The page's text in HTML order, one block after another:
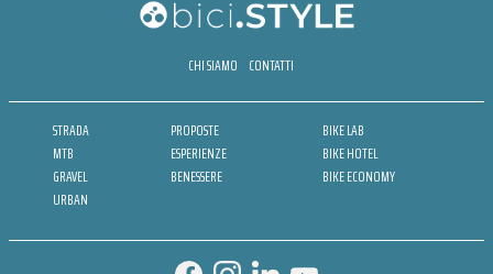
CHI SIAMO CONTATTI
STRADA
MTB
GRAVEL
URBAN
PROPOSTE
ESPERIENZE
BENESSERE
BIKE LAB
BIKE HOTEL
BIKE ECONOMY